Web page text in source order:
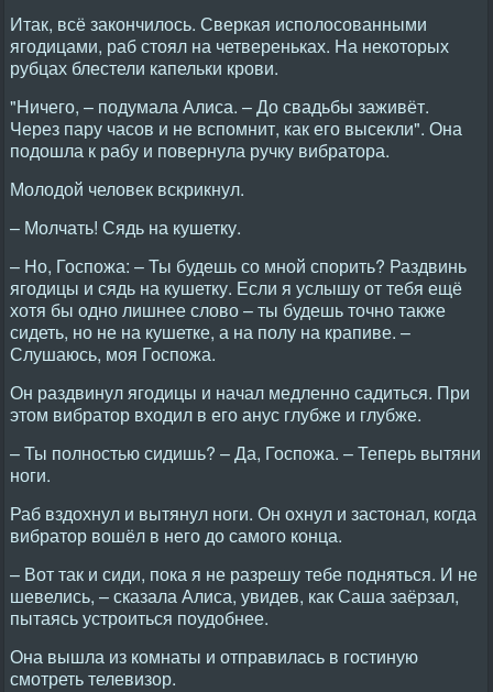
Итак, всё закончилось. Сверкая исполосованными
ягодицами, раб стоял на четвереньках. Hа некоторых
рубцах блестели капельки крови.
"Hичего, – подумала Алиса. – До свадьбы заживёт.
Через пару часов и не вспомнит, как его высекли". Она
подошла к рабу и повернула ручку вибратора.
Молодой человек вскрикнул.
– Молчать! Сядь на кушетку.
– Hо, Госпожа: – Ты будешь со мной спорить? Раздвинь
ягодицы и сядь на кушетку. Если я услышу от тебя ещё
хотя бы одно лишнее слово – ты будешь точно также
сидеть, но не на кушетке, а на полу на крапиве. –
Слушаюсь, моя Госпожа.
Он раздвинул ягодицы и начал медленно садиться. При
этом вибратор входил в его анус глубже и глубже.
– Ты полностью сидишь? – Да, Госпожа. – Теперь вытяни
ноги.
Раб вздохнул и вытянул ноги. Он охнул и застонал, когда
вибратор вошёл в него до самого конца.
– Вот так и сиди, пока я не разрешу тебе подняться. И не
шевелись, – сказала Алиса, увидев, как Саша заёрзал,
пытаясь устроиться поудобнее.
Она вышла из комнаты и отправилась в гостиную
смотреть телевизор.